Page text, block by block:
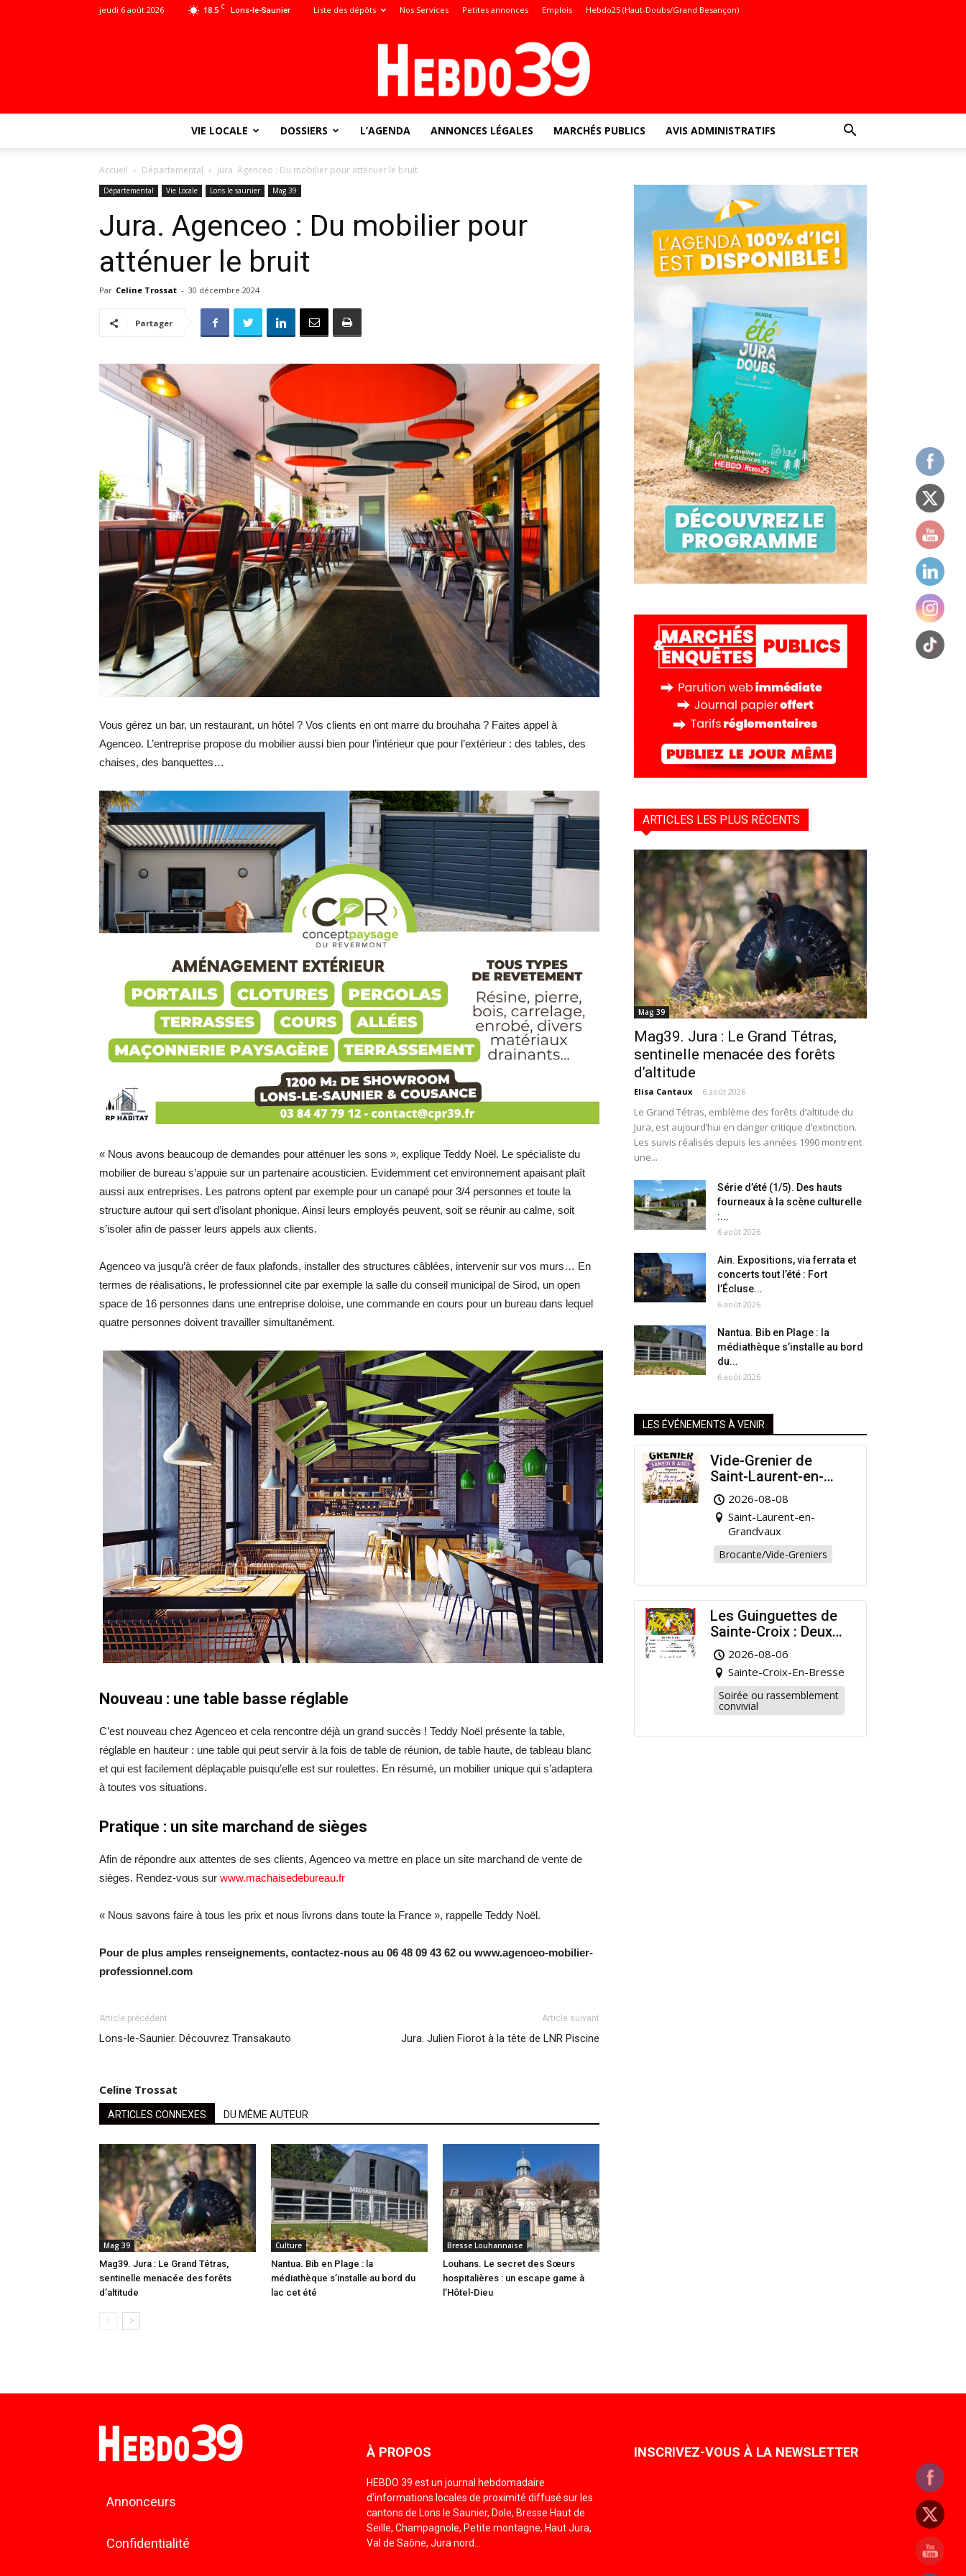
18.5 C Lons-le-Saunier
jeudi 6 août 2026 Liste des dépôts Nos Services Petites annonces Emplois Hebdo25 (Haut-Doubs/Grand Besançon)
l'info
locale
–
VIE LOCALE DOSSIERS L’AGENDA ANNONCES LÉGALES MARCHÉS PUBLICS AVIS ADMINISTRATIFS
Accueil Départemental Jura. Agenceo : Du mobilier pour atténuer le bruit
Départemental Vie Locale Lons le saunier Mag 39
Jura. Agenceo : Du mobilier pour
atténuer le bruit
Par Celine Trossat - 30 décembre 2024
Partager
Vous gérez un bar, un restaurant, un hôtel ? Vos clients en ont marre du brouhaha ? Faites appel à
Agenceo. L’entreprise propose du mobilier aussi bien pour l’intérieur que pour l’extérieur : des tables, des
chaises, des banquettes…
« Nous avons beaucoup de demandes pour atténuer les sons », explique Teddy Noël. Le spécialiste du
mobilier de bureau s’appuie sur un partenaire acousticien. Evidemment cet environnement apaisant plaît
aussi aux entreprises. Les patrons optent par exemple pour un canapé pour 3/4 personnes et toute la
structure autour qui sert d’isolant phonique. Ainsi leurs employés peuvent, soit se réunir au calme, soit
s’isoler afin de passer leurs appels aux clients.
Agenceo va jusqu’à créer de faux plafonds, installer des structures câblées, intervenir sur vos murs… En
termes de réalisations, le professionnel cite par exemple la salle du conseil municipal de Sirod, un open
space de 16 personnes dans une entreprise doloise, une commande en cours pour un bureau dans lequel
quatre personnes doivent travailler simultanément.
Nouveau : une table basse réglable
C’est nouveau chez Agenceo et cela rencontre déjà un grand succès ! Teddy Noël présente la table,
réglable en hauteur : une table qui peut servir à la fois de table de réunion, de table haute, de tableau blanc
et qui est facilement déplaçable puisqu’elle est sur roulettes. En résumé, un mobilier unique qui s’adaptera
à toutes vos situations.
Pratique : un site marchand de sièges
Afin de répondre aux attentes de ses clients, Agenceo va mettre en place un site marchand de vente de
sièges. Rendez-vous sur www.machaisedebureau.fr
« Nous savons faire à tous les prix et nous livrons dans toute la France », rappelle Teddy Noël.
Pour de plus amples renseignements, contactez-nous au 06 48 09 43 62 ou www.agenceo-mobilier-
professionnel.com
Article précédent
Lons-le-Saunier. Découvrez Transakauto
Article suivant
Jura. Julien Fiorot à la tête de LNR Piscine
Celine Trossat
ARTICLES CONNEXES DU MÊME AUTEUR
Mag 39
Mag39. Jura : Le Grand Tétras,
sentinelle menacée des forêts
d’altitude
Culture
Nantua. Bib en Plage : la
médiathèque s’installe au bord du
lac cet été
Bresse Louhannaise
Louhans. Le secret des Sœurs
hospitalières : un escape game à
l’Hôtel-Dieu
ARTICLES LES PLUS RÉCENTS
Mag 39
Mag39. Jura : Le Grand Tétras,
sentinelle menacée des forêts
d’altitude
Elisa Cantaux - 6 août 2026
Le Grand Tétras, emblème des forêts d’altitude du
Jura, est aujourd’hui en danger critique d’extinction.
Les suivis réalisés depuis les années 1990 montrent
une...
Série d’été (1/5). Des hauts
fourneaux à la scène culturelle
:...
6 août 2026
Ain. Expositions, via ferrata et
concerts tout l’été : Fort
l’Écluse...
6 août 2026
Nantua. Bib en Plage : la
médiathèque s’installe au bord
du...
6 août 2026
LES ÉVÉNEMENTS À VENIR
Vide-Grenier de
Saint-Laurent-en-
Grandvaux : Venez
chiner pour la bonne
cause !
2026-08-08
Saint-Laurent-en-
Grandvaux
Brocante/Vide-Greniers
Les Guinguettes de
Sainte-Croix : Deux
Rendez-vous
Dansants pour
Prolonger l’Été !
2026-08-06
Sainte-Croix-En-Bresse
Soirée ou rassemblement
convivial